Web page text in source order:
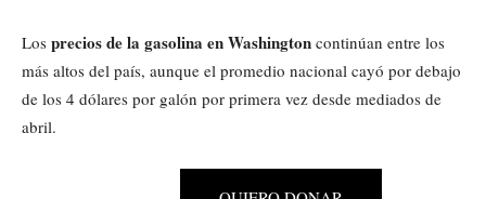
Los precios de la gasolina en Washington continúan entre los
más altos del país, aunque el promedio nacional cayó por debajo
de los 4 dólares por galón por primera vez desde mediados de
abril.